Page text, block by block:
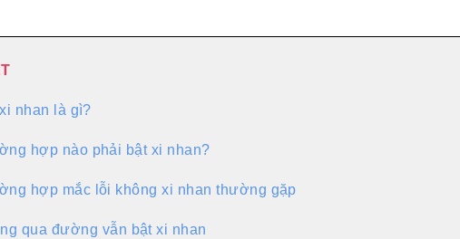
nhan là gì?
hợp nào phải bật xi nhan?
hợp mắc lỗi không xi nhan thường gặp
qua đường vẫn bật xi nhan